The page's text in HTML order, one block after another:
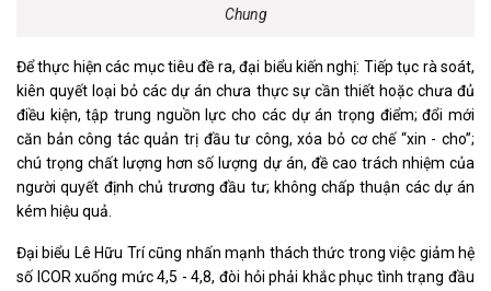
Chung
Để thực hiện các mục tiêu đề ra, đại biểu kiến nghị: Tiếp tục rà soát,
kiên quyết loại bỏ các dự án chưa thực sự cần thiết hoặc chưa đủ
điều kiện, tập trung nguồn lực cho các dự án trọng điểm; đổi mới
căn bản công tác quản trị đầu tư công, xóa bỏ cơ chế “xin - cho”;
chú trọng chất lượng hơn số lượng dự án, đề cao trách nhiệm của
người quyết định chủ trương đầu tư; không chấp thuận các dự án
kém hiệu quả.
Đại biểu Lê Hữu Trí cũng nhấn mạnh thách thức trong việc giảm hệ
số ICOR xuống mức 4,5 - 4,8, đòi hỏi phải khắc phục tình trạng đầu